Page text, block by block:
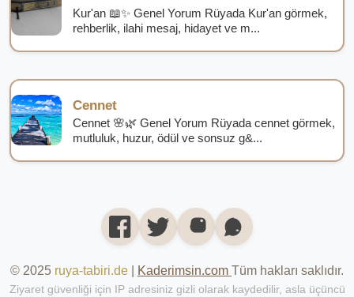
Kur'an 📖✨ Genel Yorum Rüyada Kur'an görmek,
rehberlik, ilahi mesaj, hidayet ve m...
Cennet
Cennet 🌸🌿 Genel Yorum Rüyada cennet görmek,
mutluluk, huzur, ödül ve sonsuz g&...
© 2025 ruya-tabiri.de Kaderimsin.com Tüm hakları saklıdır.
Ziyaret güvenliği için IP adresiniz gizli olarak kaydedilir, asla üçüncü